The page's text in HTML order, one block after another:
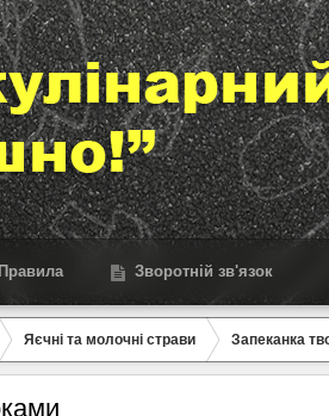
Правила Зворотній зв'язок
Яєчні та молочні страви Запеканка